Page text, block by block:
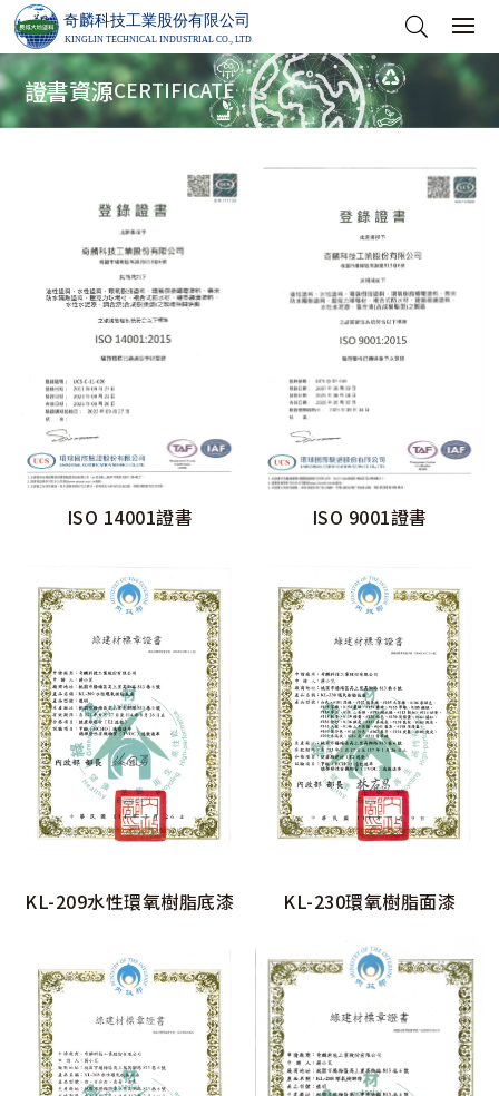
證書資源CERTIFICATE
ISO 14001證書 ISO 9001證書
KL-209水性環氧樹脂底漆 KL-230環氧樹脂面漆